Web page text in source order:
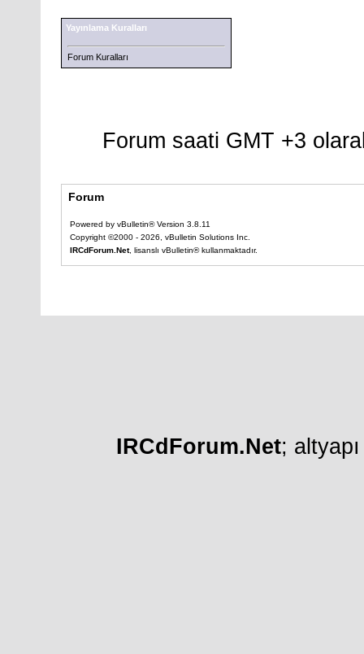
Yayınlama Kuralları
Forum Kuralları
Forum saati GMT +3
Forum
Powered by vBulletin® Version 3.8.11
Copyright ©2000 - 2026, vBulletin Solutions Inc.
IRCdForum.Net, lisanslı vBulletin® kullanmaktadır.
IRCdForum.Net;